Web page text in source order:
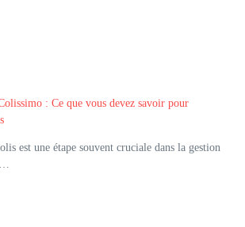
: Ce que vous devez savoir pour
est une étape souvent cruciale dans la gestion